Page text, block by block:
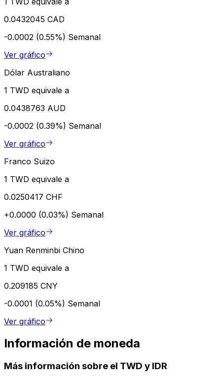
0.0432045 CAD
-0.0002 (0.55%) Semanal
Ver gráfico
Dólar Australiano
1 TWD equivale a
0.0438763 AUD
-0.0002 (0.39%) Semanal
Ver gráfico
Franco Suizo
1 TWD equivale a
0.0250417 CHF
+0.0000 (0.03%) Semanal
Ver gráfico
Yuan Renminbi Chino
1 TWD equivale a
0.209185 CNY
-0.0001 (0.05%) Semanal
Ver gráfico
Información de moneda
Más información sobre el TWD y IDR